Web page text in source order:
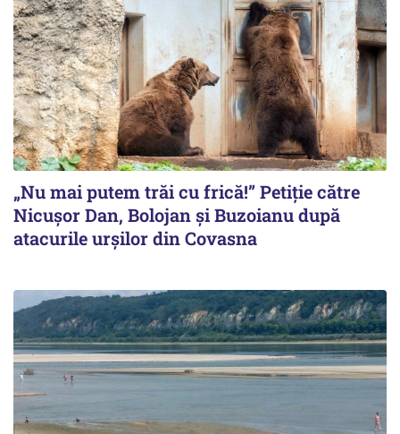
„Nu mai putem trăi cu frică!” Petiție către
Nicușor Dan, Bolojan și Buzoianu după
atacurile urșilor din Covasna